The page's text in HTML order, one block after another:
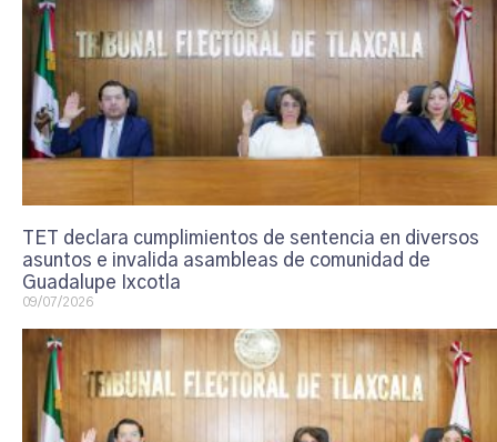
TET declara cumplimientos de sentencia en diversos
asuntos e invalida asambleas de comunidad de
Guadalupe Ixcotla
09/07/2026